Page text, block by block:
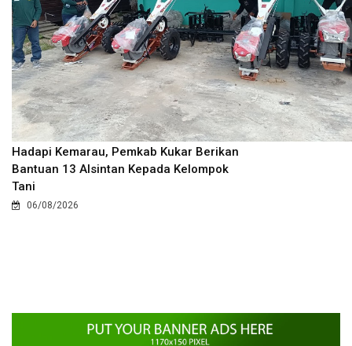
Hadapi Kemarau, Pemkab Kukar Berikan
Bantuan 13 Alsintan Kepada Kelompok
Tani
06/08/2026